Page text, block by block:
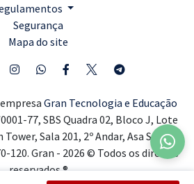
Segurança
Mapa do site
Gran Tecnologia e Educação
77, SBS Quadra 02, Bloco J, Lote
Sala 201, 2º Andar, Asa Sul,
120. Gran - 2026 © Todos os direitos
reservados ®